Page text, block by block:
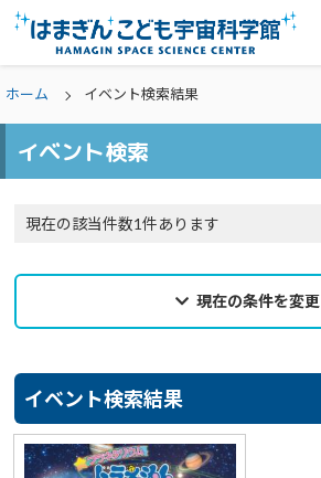
ホーム イベント検索結果
イベント検索
現在の該当件数1件あります
現在の条件を変更
カテゴリ
親子参加 選択なし
イベント検索結果